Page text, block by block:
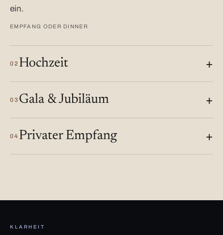
ein.
EMPFANG ODER DINNER
02 Hochzeit
03 Gala & Jubiläum
04 Privater Empfang
KLARHEIT